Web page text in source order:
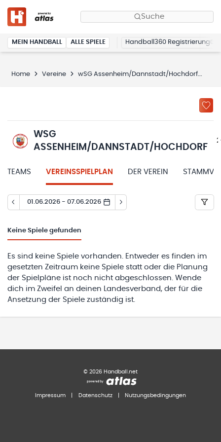
Suche
MEIN HANDBALL ALLE SPIELE Handball360 Registrierung
Home Vereine wSG Assenheim/Dannstadt/Hochdorf
WSG
ASSENHEIM/DANNSTADT/HOCHDORF
TEAMS VEREINSSPIELPLAN DER VEREIN
01.06.2026 - 07.06.2026
Keine Spiele gefunden
Es sind keine Spiele vorhanden. Entweder es finden im
gesetzten Zeitraum keine Spiele statt oder die Planung
der Spielpläne ist noch nicht abgeschlossen. Wende
dich im Zweifel an deinen Landesverband, der für die
Ansetzung der Spiele zuständig ist.
© 2026 Handball.net
Impressum Datenschutz Nutzungsbedingungen